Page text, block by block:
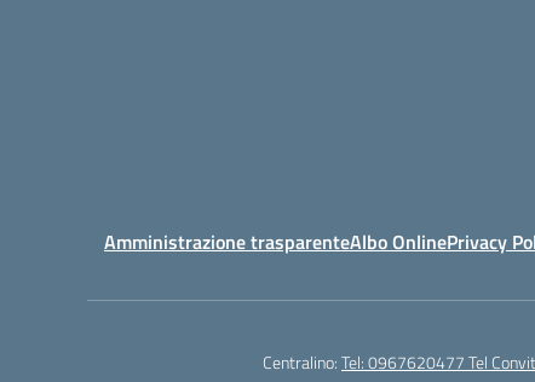
Amministrazione trasparenteAlbo OnlinePrivacy
Centralino:Tel: 0967620477 Tel